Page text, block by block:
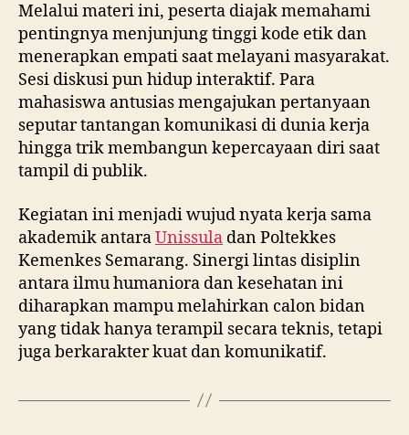
Melalui materi ini, peserta diajak memahami
pentingnya menjunjung tinggi kode etik dan
menerapkan empati saat melayani masyarakat.
Sesi diskusi pun hidup interaktif. Para
mahasiswa antusias mengajukan pertanyaan
seputar tantangan komunikasi di dunia kerja
hingga trik membangun kepercayaan diri saat
tampil di publik.
Kegiatan ini menjadi wujud nyata kerja sama
akademik antaraUnissula dan Poltekkes
Kemenkes Semarang. Sinergi lintas disiplin
antara ilmu humaniora dan kesehatan ini
diharapkan mampu melahirkan calon bidan
yang tidak hanya terampil secara teknis, tetapi
juga berkarakter kuat dan komunikatif.